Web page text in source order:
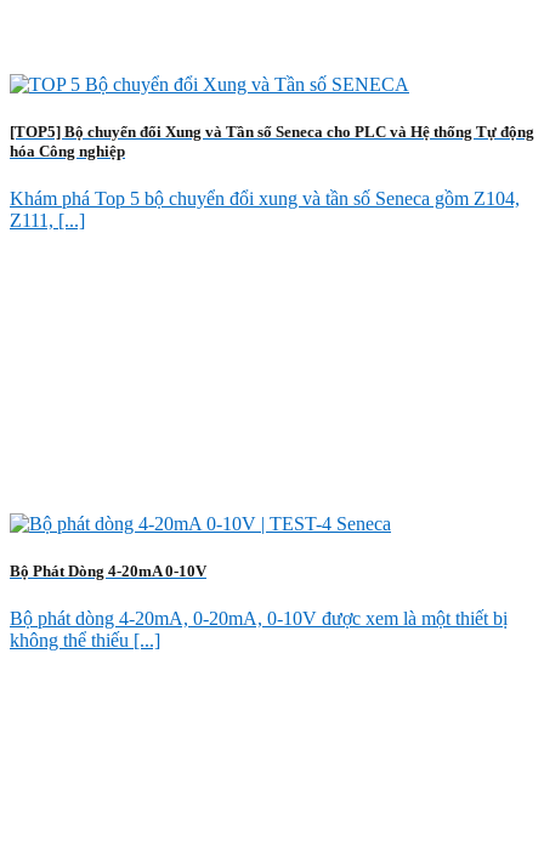
[TOP5] Bộ chuyển đổi Xung và Tần số Seneca cho PLC và Hệ thống Tự động
hóa Công nghiệp
Khám phá Top 5 bộ chuyển đổi xung và tần số Seneca gồm Z104,
Z111, [...]
Bộ Phát Dòng 4-20mA 0-10V
Bộ phát dòng 4-20mA, 0-20mA, 0-10V được xem là một thiết bị
không thể thiếu [...]